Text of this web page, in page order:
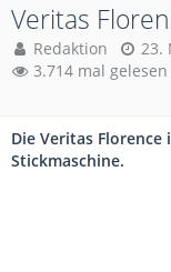
Veritas
Redaktion 23.
3.714 mal gelesen
Die Veritas
Stickmaschine.